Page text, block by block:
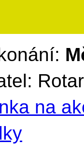
na